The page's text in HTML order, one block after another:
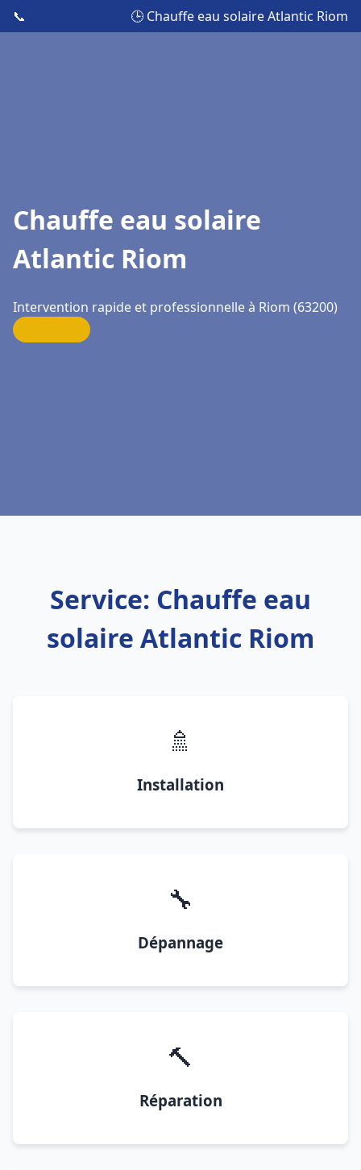
📞 🕒 Chauffe eau solaire Atlantic Riom
Chauffe eau solaire
Atlantic Riom
Intervention rapide et professionnelle à Riom (63200)
Service: Chauffe eau
solaire Atlantic Riom
🚿
Installation
🔧
Dépannage
🔨
Réparation